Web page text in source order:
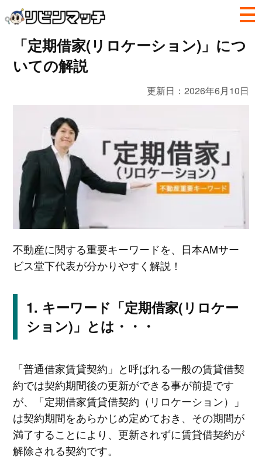
「定期借家(リロケーション)」につ
いての解説
更新日：2026年6月10日
不動産に関する重要キーワードを、日本AMサー
ビス堂下代表が分かりやすく解説！
キーワード「定期借家(リロケー
ション)」とは・・・
「普通借家賃貸契約」と呼ばれる一般の賃貸借契
約では契約期間後の更新ができる事が前提です
が、「定期借家賃貸借契約（リロケーション）」
は契約期間をあらかじめ定めておき、その期間が
満了することにより、更新されずに賃貸借契約が
解除される契約です。